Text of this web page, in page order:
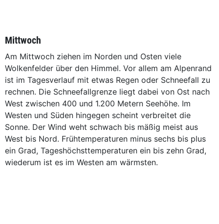
Mittwoch
Am Mittwoch ziehen im Norden und Osten viele
Wolkenfelder über den Himmel. Vor allem am Alpenrand
ist im Tagesverlauf mit etwas Regen oder Schneefall zu
rechnen. Die Schneefallgrenze liegt dabei von Ost nach
West zwischen 400 und 1.200 Metern Seehöhe. Im
Westen und Süden hingegen scheint verbreitet die
Sonne. Der Wind weht schwach bis mäßig meist aus
West bis Nord. Frühtemperaturen minus sechs bis plus
ein Grad, Tageshöchsttemperaturen ein bis zehn Grad,
wiederum ist es im Westen am wärmsten.